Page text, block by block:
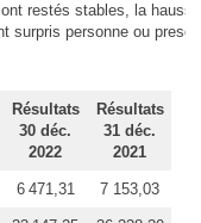
restés stables, la hausse
surpris personne ou
Résultats
30 déc.
2022
Résultats
31 déc.
2021
6 471,31 7 153,03